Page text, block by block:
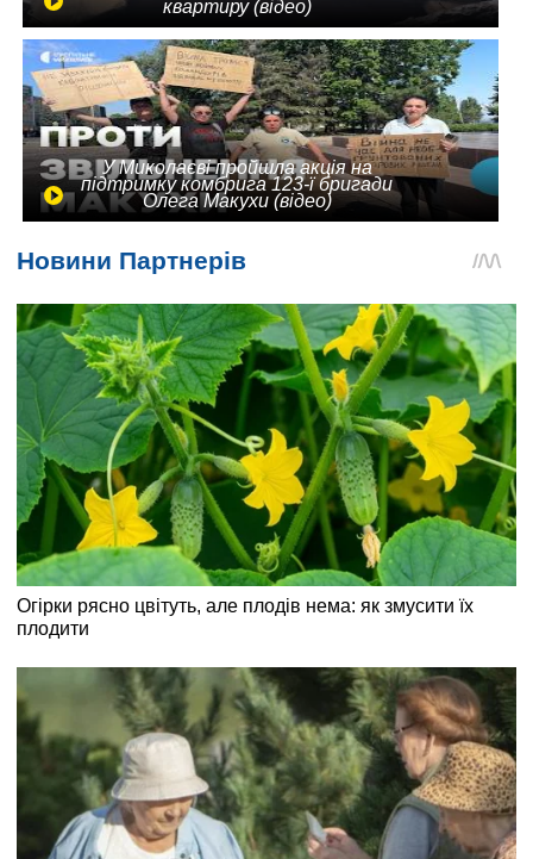
квартиру (відео)
У Миколаєві пройшла акція на
підтримку комбрига 123-ї бригади
Олега Макухи (відео)